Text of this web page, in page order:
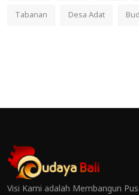
Tabanan
Desa Adat
Visi Kami adalah Membangun